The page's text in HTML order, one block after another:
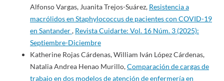
Alfonso Vargas, Juanita Trejos-Suárez, Resistencia a
macrólidos en Staphylococcus de pacientes con COVID-19
en Santander, Revista Cuidarte: Vol. 16 Núm. 3 (2025):
Septiembre-Diciembre
Katherine Rojas Cárdenas, William Iván López Cárdenas,
Natalia Andrea Henao Murillo,Comparación de cargas de
trabajo en dos modelos de atención de enfermería en